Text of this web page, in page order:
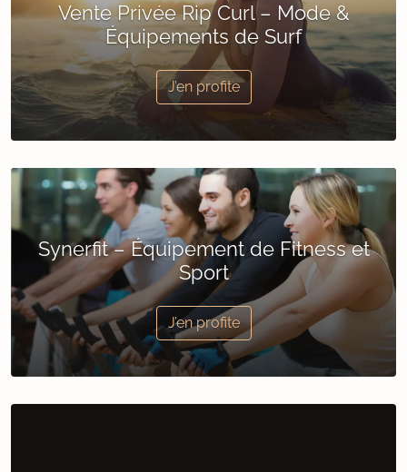
Vente Privée Rip Curl – Mode &
Équipements de Surf
J’en profite
Synerfit – Équipement de Fitness et
Sport
J’en profite